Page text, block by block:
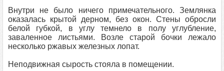
Внутри не было ничего примечательного. Землянка
оказалась крытой дерном, без окон. Стены обросли
белой губкой, в углу темнело в полу углубление,
заваленное листьями. Возле старой бочки лежало
несколько ржавых железных лопат.
Неподвижная сырость стояла в помещении.